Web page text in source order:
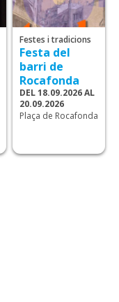
Festes i tradicions
Festa del
barri de
Rocafonda
DEL 18.09.2026 AL
20.09.2026
Plaça de Rocafonda